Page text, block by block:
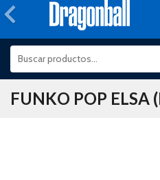
Anterior
FUNKO POP ELSA